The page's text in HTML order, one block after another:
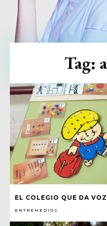
EL COLEGIO QUE DA
ENTREMEDIOS
Tag: